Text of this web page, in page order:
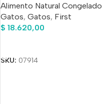
Alimento Natural Congelado
Gatos, Gatos, First
$ 18.620,00
SKU: 07914